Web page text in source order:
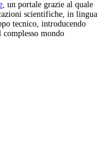
, un portale grazie al quale
scientifiche, in lingua
tecnico, introducendo
mondo